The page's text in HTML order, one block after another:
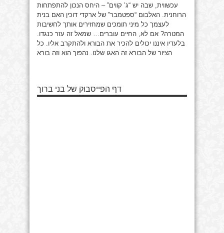
עכשווית, שבה יש “ג’ קווים” – היחס הנכון להתפתחות
הרוחנית. האלבום “ספטמבר” של ארקדי דוכין האם בנית
לעצמך כל מיני תומכים שמחזירים אותך לחשיבות
המטרה? אם לא, החיים עוברים… שמאל זה עזר כנגדו.
בלעדיו איננו יכולים להכיר את הבורא ולהתקרב אליו. כל
הציור של הבורא זה האגו שלנו. נהפוך הוא וזה בורא
דף הפייסבוק של בני ברוך